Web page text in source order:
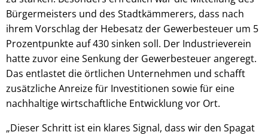
Bürgermeisters und des Stadtkämmerers, dass nach
ihrem Vorschlag der Hebesatz der Gewerbesteuer um 5
Prozentpunkte auf 430 sinken soll. Der Industrieverein
hatte zuvor eine Senkung der Gewerbesteuer angeregt.
Das entlastet die örtlichen Unternehmen und schafft
zusätzliche Anreize für Investitionen sowie für eine
nachhaltige wirtschaftliche Entwicklung vor Ort.
„Dieser Schritt ist ein klares Signal, dass wir den Spagat